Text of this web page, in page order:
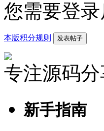
您需要登
本版积分规则 发表帖子
专注源码
新手指南